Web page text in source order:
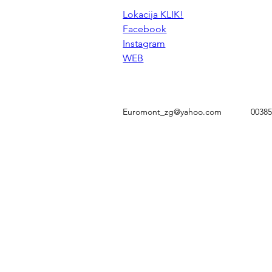
Lokacija KLIK!
Facebook
Instagram
WEB
Euromont_zg@yahoo.com